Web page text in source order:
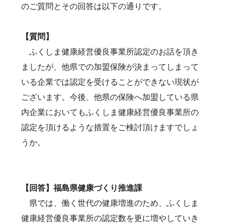
のご質問とその回答は以下の通りです。
【質問】
ふくしま健康経営優良事業所認定のお話を頂き
ましたが、他県での加盟保険が決まってしまって
いる企業では認定を受けることができない現状が
ございます。今後、他県の保険へ加盟している県
内企業においてもふくしま健康経営優良事業所の
認定を頂けるような措置をご検討頂けますでしょ
うか。
【回答】福島県健康づくり推進課
県では、働く世代の健康増進のため、ふくしま
健康経営優良事業所の認定数を更に増やしていき